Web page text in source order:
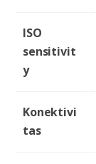
ISO
sensitivit
y
Konektivi
tas